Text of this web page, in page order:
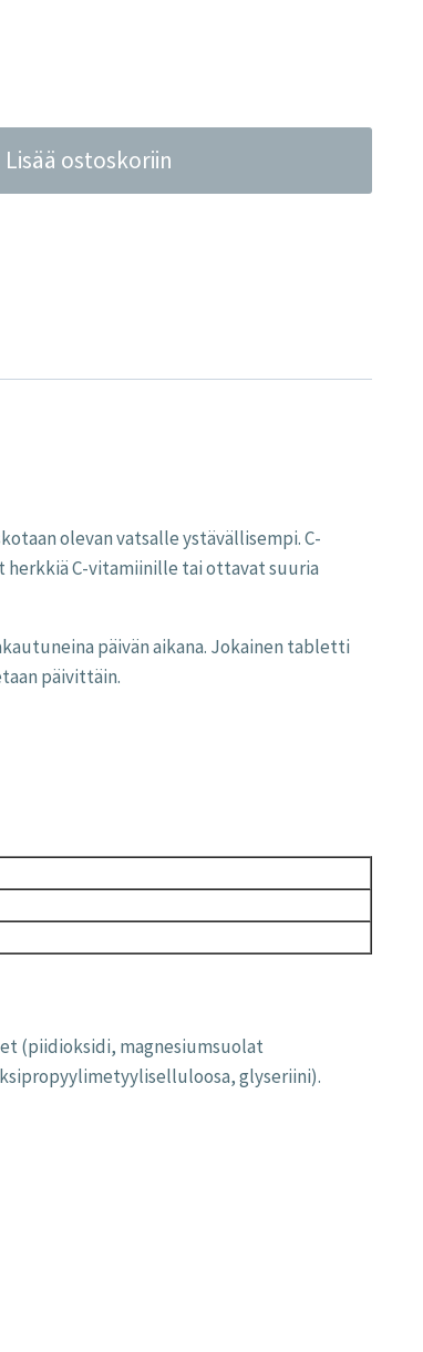
Lisää ostoskoriin
olevan vatsalle ystävällisempi. C-
herkkiä C-vitamiinille tai ottavat suuria
päivän aikana. Jokainen tabletti
päivittäin.
(piidioksidi, magnesiumsuolat
glyseriini).